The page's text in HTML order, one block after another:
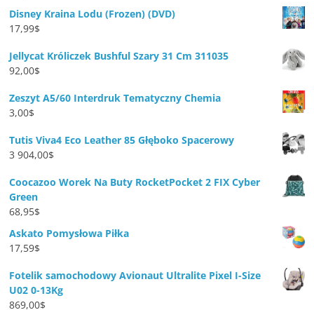
Disney Kraina Lodu (Frozen) (DVD)
17,99$
Jellycat Króliczek Bushful Szary 31 Cm 311035
92,00$
Zeszyt A5/60 Interdruk Tematyczny Chemia
3,00$
Tutis Viva4 Eco Leather 85 Głęboko Spacerowy
3 904,00$
Coocazoo Worek Na Buty RocketPocket 2 FIX Cyber
Green
68,95$
Askato Pomysłowa Piłka
17,59$
Fotelik samochodowy Avionaut Ultralite Pixel I-Size
U02 0-13Kg
869,00$